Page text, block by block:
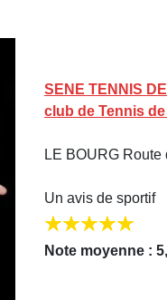
SENE TENNIS
club de Tennis
LE BOURG
Un avis de sportif
Note moyenne :